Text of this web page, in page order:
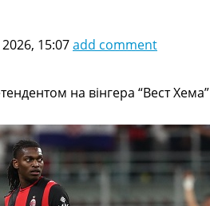
15:07add comment
на вінгера “Вест